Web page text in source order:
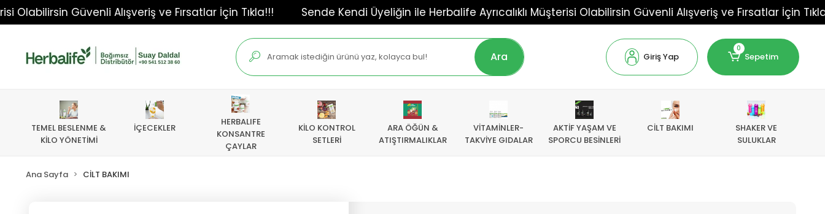
Güvenli Alışveriş ve Fırsatlar İçin Tıkla!!! Sende Kendi Üyeliğin ile Herbalife Ayrıcalıklı Müşterisi Olabilirsin Güvenli Alışveriş ve Fırsatlar İçin Tıkla!!!
Ara Giriş Yap
0
Sepetim
TEMEL BESLENME &
KİLO YÖNETİMİ
İÇECEKLER
HERBALIFE
KONSANTRE
ÇAYLAR
KİLO KONTROL
SETLERİ
ARA ÖĞÜN &
ATIŞTIRMALIKLAR
VİTAMİNLER-
TAKVİYE GIDALAR
AKTİF YAŞAM VE
SPORCU BESİNLERİ
CİLT BAKIMI
SHAKER VE
SULUKLAR
Ana Sayfa CİLT BAKIMI